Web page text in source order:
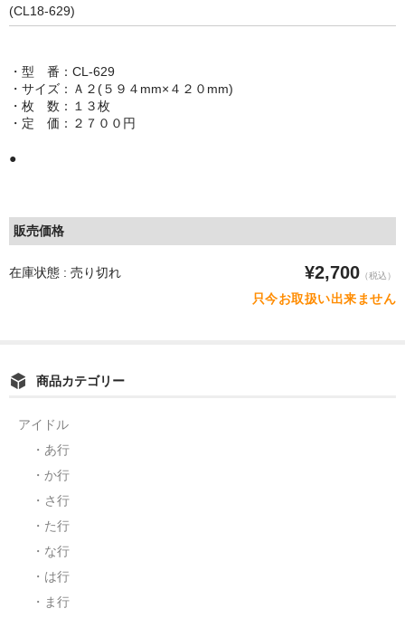
会社概要
(CL18-629)
・型 番：CL-629
・サイズ：Ａ２(５９４mm×４２０mm)
・枚 数：１３枚
・定 価：２７００円
●
販売価格
在庫状態 : 売り切れ ¥2,700 （税込）
只今お取扱い出来ません
商品カテゴリー
アイドル
・あ行
・か行
・さ行
・た行
・な行
・は行
・ま行